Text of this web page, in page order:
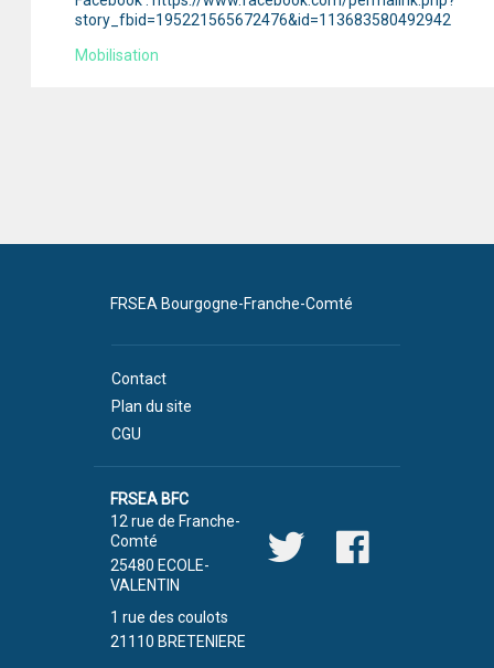
story_fbid=195221565672476&id=113683580492942
Mobilisation
FRSEA Bourgogne-Franche-Comté
Contact
Plan du site
CGU
FRSEA BFC
12 rue de Franche-
Comté
25480 ECOLE-
VALENTIN
1 rue des coulots
21110 BRETENIERE